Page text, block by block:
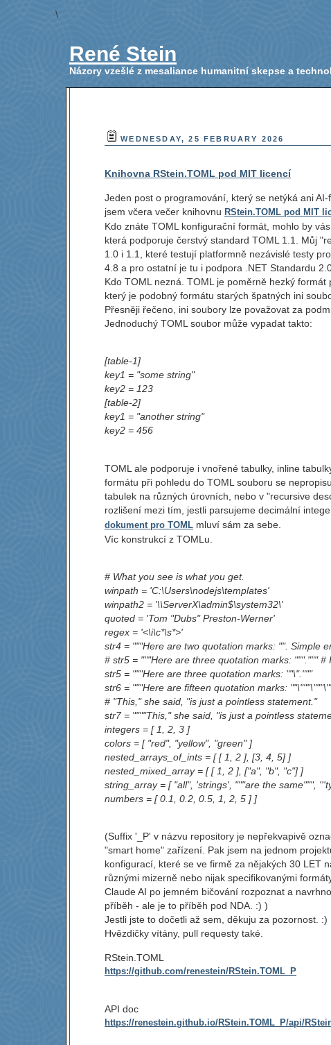
\
René Stein
Názory vzešlé z mesaliance humanitní skepse a
WEDNESDAY, 25 FEBRUARY 2026
Knihovna RStein.TOML pod MIT licencí
Jeden post o programování, který se netýká ani
jsem včera večer knihovnu RStein.TOML pod MIT
Kdo znáte TOML konfigurační formát, mohlo by
která podporuje čerstvý standard TOML 1.1. Můj
1.0 i 1.1, které testují platformně nezávislé testy
4.8 a pro ostatní je tu i podpora .NET Standardu
Kdo TOML nezná. TOML je poměrně hezký
který je podobný formátu starých špatných ini
Přesněji řečeno, ini soubory lze považovat za
Jednoduchý TOML soubor může vypadat takto:
[table-1]
key1 = "some string"
key2 = 123
[table-2]
key1 = "another string"
key2 = 456
TOML ale podporuje i vnořené tabulky, inline
formátu při pohledu do TOML souboru se
tabulek na různých úrovních, nebo v "recursive
rozlišení mezi tím, jestli parsujeme decimální
dokument pro TOML mluví sám za sebe.
Víc konstrukcí z TOMLu.
# What you see is what you get.
winpath = 'C:\Users\nodejs\templates'
winpath2 = '\\ServerX\admin$\system32\'
quoted = 'Tom "Dubs" Preston-Werner'
regex = '<\i\c*\s*>'
str4 = """Here are two quotation marks: "". Simple
# str5 = """Here are three quotation marks: """.""" #
str5 = """Here are three quotation marks: ""\"."""
str6 = """Here are fifteen quotation marks:
# "This," she said, "is just a pointless statement."
str7 = """"This," she said, "is just a pointless
integers = [ 1, 2, 3 ]
colors = [ "red", "yellow", "green" ]
nested_arrays_of_ints = [ [ 1, 2 ], [3, 4, 5] ]
nested_mixed_array = [ [ 1, 2 ], ["a", "b", "c"] ]
string_array = [ "all", 'strings', """are the same""",
numbers = [ 0.1, 0.2, 0.5, 1, 2, 5 ] ]
(Suffix '_P' v názvu repository je nepřekvapivě
"smart home" zařízení. Pak jsem na jednom
konfigurací, které se ve firmě za nějakých 30 LET
různými mizerně nebo nijak specifikovanými
Claude AI po jemném bičování rozpoznat a
příběh - ale je to příběh pod NDA. :) )
Jestli jste to dočetli až sem, děkuju za pozornost. :)
Hvězdičky vítány, pull requesty také.
RStein.TOML
https://github.com/renestein/RStein.TOML_P
API doc
https://renestein.github.io/RStein.TOML_P/api/